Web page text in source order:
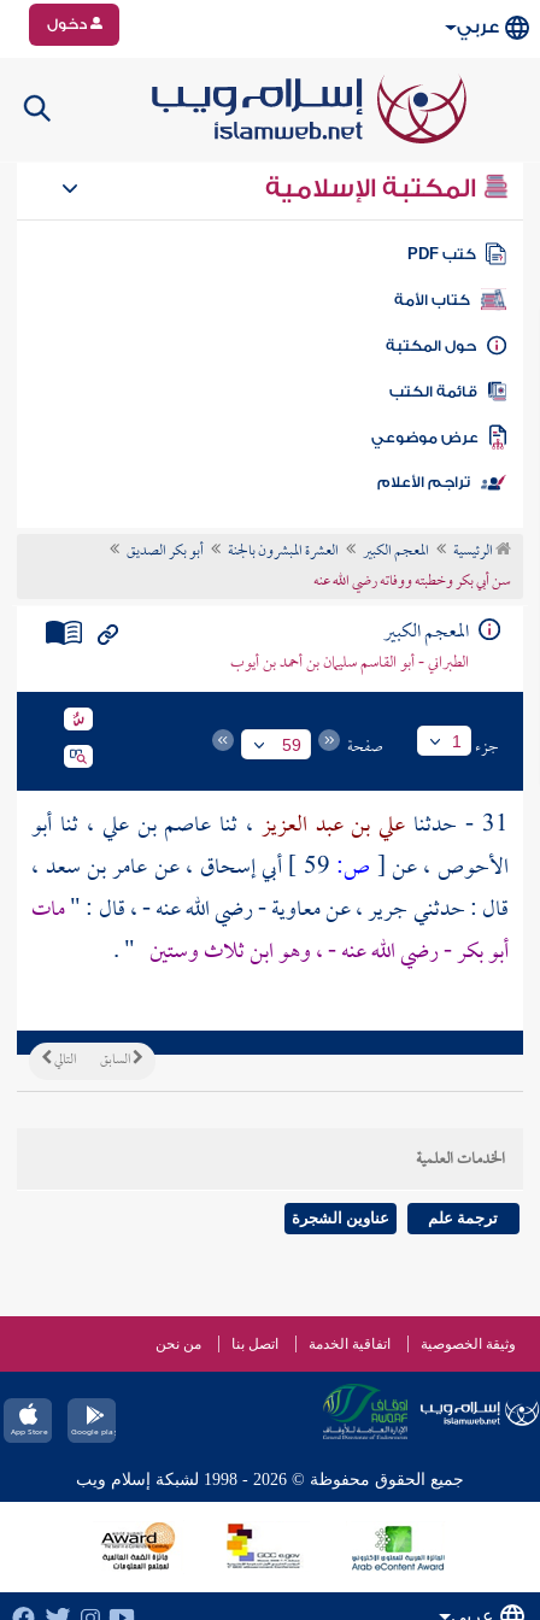
عربي دخول
المكتبة الإسلامية
كتب PDF
كتاب الأمة
المكتبة
الكتب
موضوعي
تراجم الأعلام
الرئيسية المعجم الكبير العشرة المبشرون بالجنة
أبو بكر الصديق
سن أبي بكر وخطبته ووفاته رضي الله عنه
المعجم الكبير
الطبراني - أبو القاسم سليمان بن أحمد بن أيوب
جزء 1 صفحة 59
31 - حدثنا علي بن عبد العزيز ، ثنا عاصم بن علي ، ثنا أبو
الأحوص، عن[ص: أبي إسحاق ، عنعامر بن سعد،
قال : حدثنيجرير، عنمعاوية- رضي الله عنه - ، قال : "مات
أبو بكر- رضي الله عنه - ، وهو ابن ثلاث وستين " .
التالي السابق
الخدمات العلمية
ترجمة علم عناوين الشجرة
وثيقة الخصوصية اتفاقية الخدمة اتصل بنا من نحن
جميع الحقوق محفوظة © 2026 - 1998 لشبكة إسلام ويب